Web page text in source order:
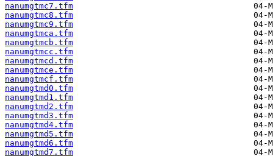
nanumgtmc7.tfm
nanumgtmc8.tfm
nanumgtmc9.tfm
nanumgtmca.tfm
nanumgtmcb.tfm
nanumgtmcc.tfm
nanumgtmcd.tfm
nanumgtmce.tfm
nanumgtmcf.tfm
nanumgtmd0.tfm
nanumgtmd1.tfm
nanumgtmd2.tfm
nanumgtmd3.tfm
nanumgtmd4.tfm
nanumgtmd5.tfm
nanumgtmd6.tfm
nanumgtmd7.tfm